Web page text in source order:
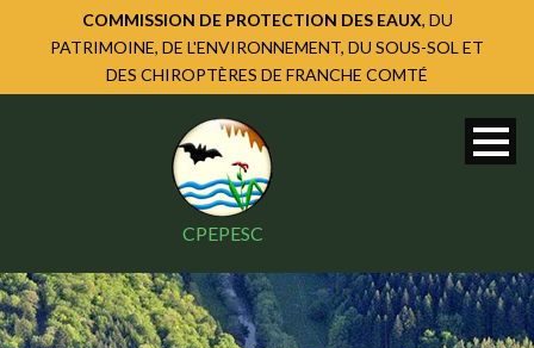
COMMISSION DE PROTECTION DES EAUX, DU
PATRIMOINE, DE L'ENVIRONNEMENT, DU SOUS-SOL ET
DES CHIROPTÈRES DE FRANCHE COMTÉ
CPEPESC